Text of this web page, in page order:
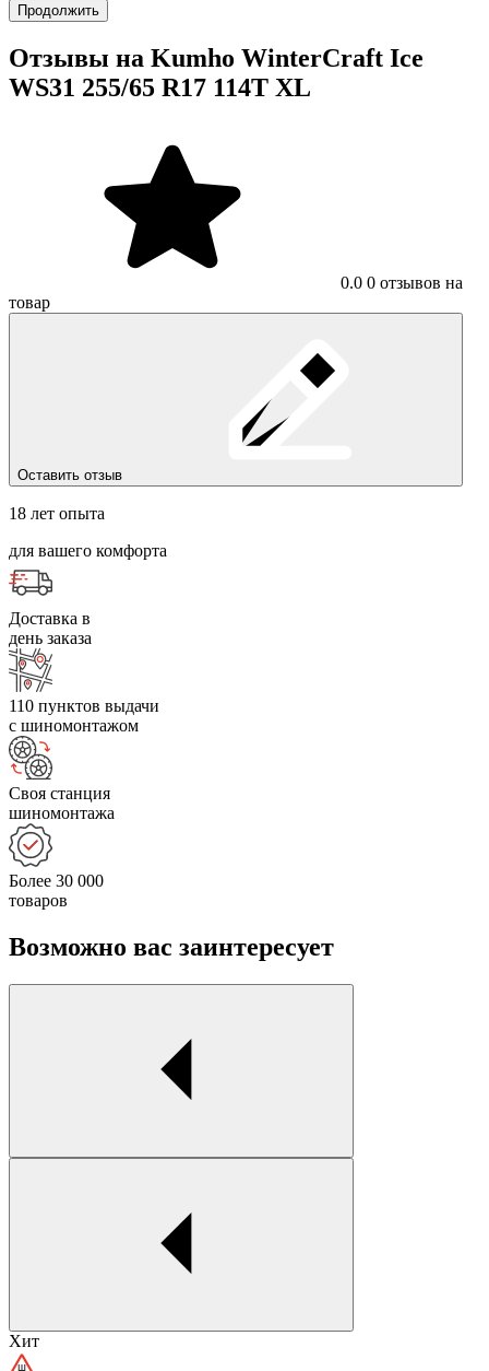
Продолжить
Отзывы на Kumho WinterCraft Ice
WS31 255/65 R17 114T XL
0.0 0 отзывов на
товар
Оставить отзыв
18 лет опыта
для вашего комфорта
Доставка в
день заказа
110 пунктов выдачи
с шиномонтажом
Своя станция
шиномонтажа
Более 30 000
товаров
Возможно вас заинтересует
Хит